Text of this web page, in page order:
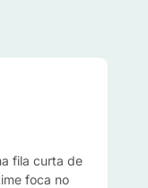
fila curta de
foca no